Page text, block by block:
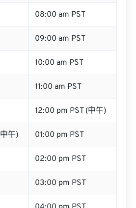
08:00 am PST
09:00 am PST
10:00 am PST
11:00 am PST
12:00 pm PST (中午)
午) 01:00 pm PST
02:00 pm PST
03:00 pm PST